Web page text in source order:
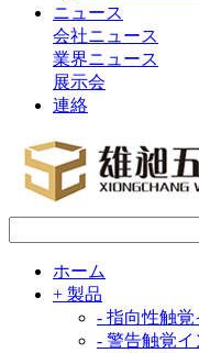
ニュース
会社ニュース
業界ニュース
展示会
連絡
ホーム
+ 製品
- 指向性触
- 警告触覚イ